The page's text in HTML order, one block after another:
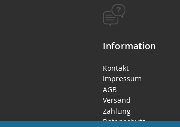
Information
Kontakt
Impressum
AGB
Versand
Zahlung
Datenschutz